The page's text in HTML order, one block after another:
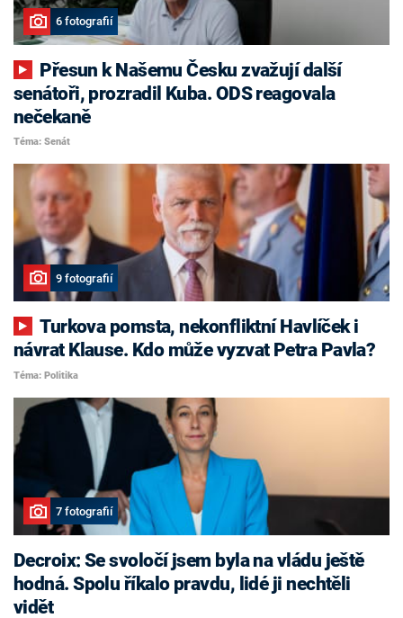
6 fotografií
senátoři, prozradil Kuba. ODS reagovala
nečekaně
Téma: Senát
9 fotografií
Turkova pomsta, nekonfliktní Havlíček i
návrat Klause. Kdo může vyzvat Petra Pavla?
Téma: Politika
7 fotografií
Decroix: Se svoločí jsem byla na vládu ještě
hodná. Spolu říkalo pravdu, lidé ji nechtěli
vidět